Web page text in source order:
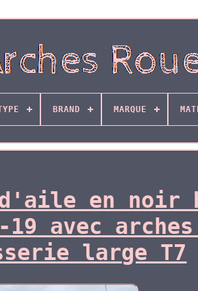
BRAND MARQUE
en noir
19 avec
large T7